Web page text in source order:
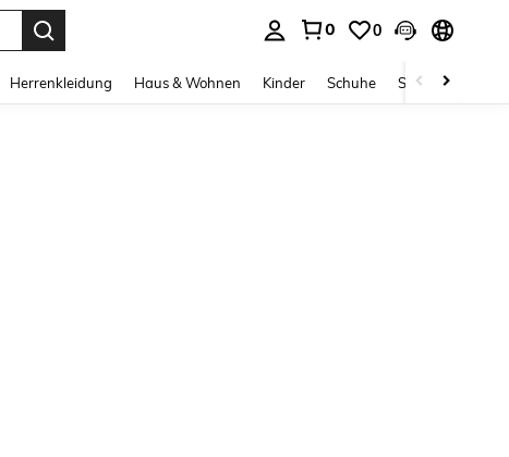
0 0
Herrenkleidung Haus & Wohnen Kinder Schuhe Schmuck &